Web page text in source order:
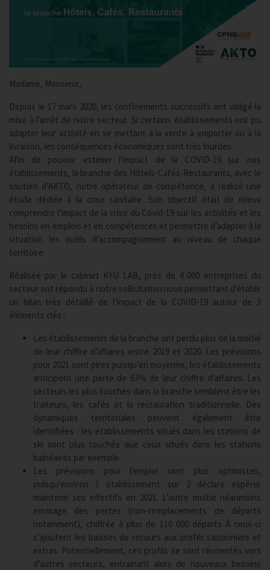
Madame, Monsieur,
Depuis le 17 mars 2020, les confinements successifs ont obligé la
mise à l’arrêt de notre secteur. Si certains établissements ont pu
adapter leur activité en se mettant à la vente à emporter ou à la
livraison, les conséquences économiques sont très lourdes.
Afin de pouvoir estimer l’impact de la COVID-19 sur nos
établissements, la branche des Hôtels-Cafés-Restaurants, avec le
soutien d’AKTO, notre opérateur de compétence, a réalisé une
étude dédiée à la crise sanitaire. Son objectif était de mieux
comprendre l’impact de la crise du Covid-19 sur les activités et les
besoins en emplois et en compétences et permettre d’adapter à la
situation les outils d’accompagnement au niveau de chaque
territoire.
Réalisée par le cabinet KYU LAB, près de 4 000 entreprises du
secteur ont répondu à notre sollicitation nous permettant d’établir
un bilan très détaillé de l’impact de la COVID-19 autour de 3
éléments clés :
Les établissements de la branche ont perdu plus de la moitié
de leur chiffre d’affaires entre 2019 et 2020. Les prévisions
pour 2021 sont pires puisqu’en moyenne, les établissements
anticipent une perte de 63% de leur chiffre d’affaires. Les
secteurs les plus touchés dans la branche semblent être les
traiteurs, les cafés et la restauration traditionnelle. Des
dynamiques territoriales peuvent également être
identifiées : les établissements situés dans les stations de
ski sont plus touchés que ceux situés dans les stations
balnéaires par exemple.
Les prévisions pour l’emploi sont plus optimistes,
puisqu’environ 1 établissement sur 2 déclare espérer
maintenir ses effectifs en 2021. L’autre moitié néanmoins
envisage des pertes (non-remplacements de départs
notamment), chiffrée à plus de 110 000 départs À ceux-ci
s’ajoutent les baisses de recours aux profils saisonniers et
extras. Potentiellement, ces profils se sont réorientés vers
d’autres secteurs, entrainant alors de nouveaux besoins